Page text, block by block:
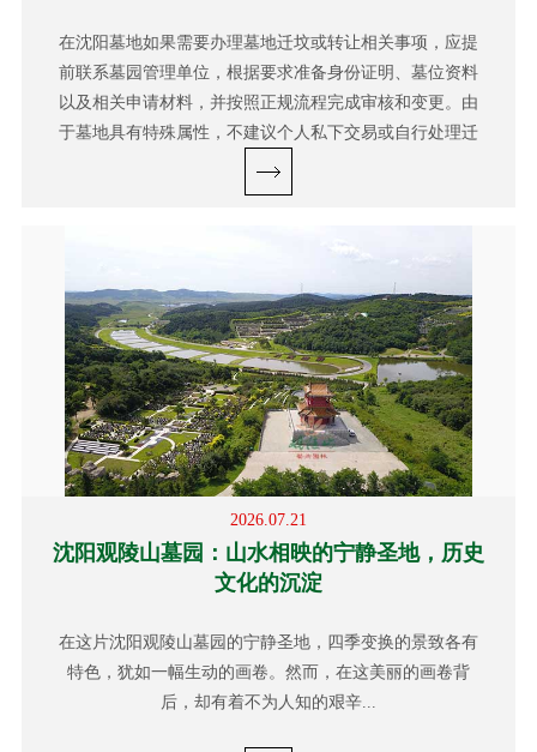
在沈阳墓地如果需要办理墓地迁坟或转让相关事项，应提
前联系墓园管理单位，根据要求准备身份证明、墓位资料
以及相关申请材料，并按照正规流程完成审核和变更。由
于墓地具有特殊属性，不建议个人私下交易或自行处理迁
2026.07.21
沈阳观陵山墓园：山水相映的宁静圣地，历史
文化的沉淀
在这片沈阳观陵山墓园的宁静圣地，四季变换的景致各有
特色，犹如一幅生动的画卷。然而，在这美丽的画卷背
后，却有着不为人知的艰辛...